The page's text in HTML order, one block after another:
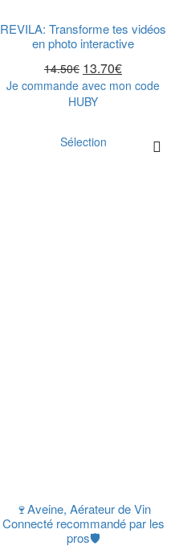
REVILA: Transforme tes vidéos
en photo interactive
14.50€ 13.70€
Je commande avec mon code
HUBY
Sélection
🍷Aveine, Aérateur de Vin
Connecté recommandé par les
pros🛡️